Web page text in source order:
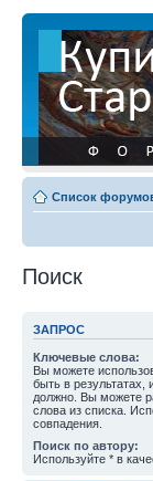
Список
Поиск
ЗАПРОС
Ключевые слова:
Вы можете
быть в результатах,
должно. Вы можете
слова из списка.
совпадения.
Поиск по автору:
Используйте * в